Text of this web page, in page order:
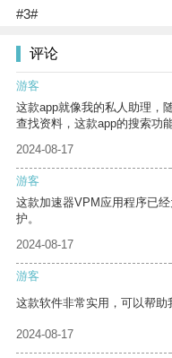
#3#
评论
游客
这款app就像我的私人助理，
查找资料，这款app的搜索功
2024-08-17
游客
这款加速器VPM应用程序已
护。
2024-08-17
游客
这款软件非常实用，可以帮助
2024-08-17